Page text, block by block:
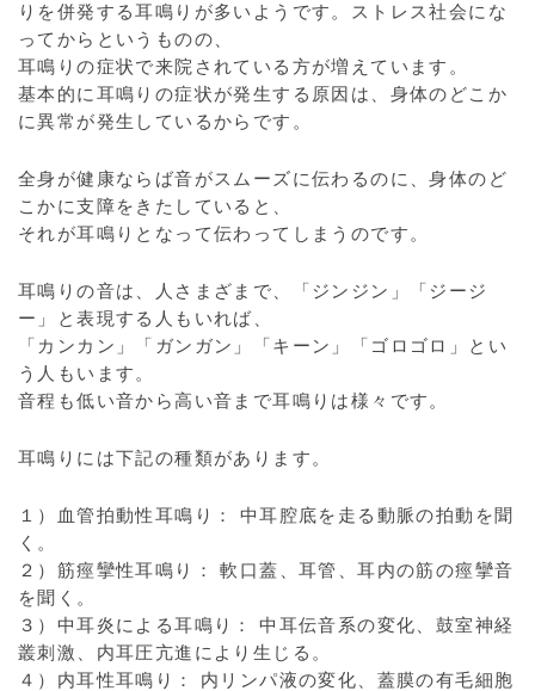
りを併発する耳鳴りが多いようです。ストレス社会にな
ってからというものの、
耳鳴りの症状で来院されている方が増えています。
基本的に耳鳴りの症状が発生する原因は、身体のどこか
に異常が発生しているからです。
全身が健康ならば音がスムーズに伝わるのに、身体のど
こかに支障をきたしていると、
それが耳鳴りとなって伝わってしまうのです。
耳鳴りの音は、人さまざまで、「ジンジン」「ジージ
ー」と表現する人もいれば、
「カンカン」「ガンガン」「キーン」「ゴロゴロ」とい
う人もいます。
音程も低い音から高い音まで耳鳴りは様々です。
耳鳴りには下記の種類があります。
１）血管拍動性耳鳴り： 中耳腔底を走る動脈の拍動を聞
く。
２）筋痙攣性耳鳴り： 軟口蓋、耳管、耳内の筋の痙攣音
を聞く。
３）中耳炎による耳鳴り： 中耳伝音系の変化、鼓室神経
叢刺激、内耳圧亢進により生じる。
４）内耳性耳鳴り： 内リンパ液の変化、蓋膜の有毛細胞